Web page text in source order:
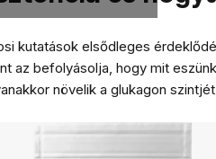
kutatások elsődleges
az befolyásolja, hogy mit
növelik a glukagon